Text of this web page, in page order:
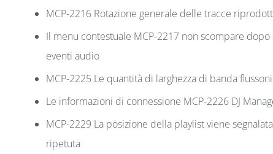
MCP-2216 Rotazione generale delle tracce
Il menu contestuale MCP-2217 non scompare
eventi audio
MCP-2225 Le quantità di larghezza di banda
Le informazioni di connessione MCP-2226 DJ
MCP-2229 La posizione della playlist viene
ripetuta